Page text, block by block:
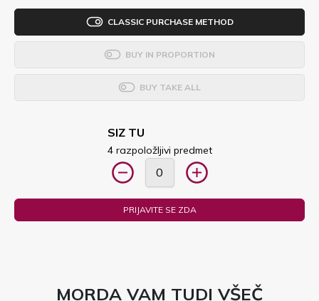
CLASSIC PURCHASE METHOD
BUY IN PROPORTION
BUY TAKE ALL
SIZ TU
4 razpoložljivi predmet
PRIJAVITE SE ZDA
MORDA VAM TUDI VŠEČ